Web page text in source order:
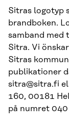
Sitras logotyp
brandboken.
samband med
Sitra. Vi
Sitras
publikationer
sitra@sitra.fi
160, 00181
på numret